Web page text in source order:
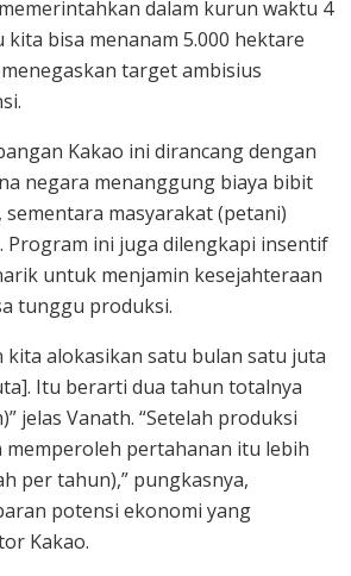
dalam kurun waktu 4
bisa menanam 5.000 hektare
target ambisius
Kakao ini dirancang dengan
negara menanggung biaya bibit
masyarakat (petani)
Program ini juga dilengkapi insentif
untuk menjamin kesejahteraan
tunggu produksi.
kita alokasikan satu bulan satu juta
Itu berarti dua tahun totalnya
jelas Vanath. “Setelah produksi
memperoleh pertahanan itu lebih
per tahun),” pungkasnya,
potensi ekonomi yang
Kakao.